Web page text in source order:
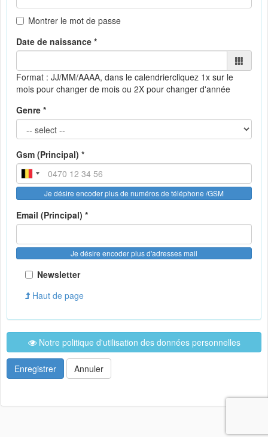
Montrer le mot de passe
Date de naissance *
Format : JJ/MM/AAAA, dans le calendriercliquez 1x sur le
mois pour changer de mois ou 2X pour changer d'année
Genre *
Gsm (Principal) *
Je désire encoder plus de numéros de téléphone /GSM
Email (Principal) *
Je désire encoder plus d'adresses mail
Newsletter
Haut de page
Notre politique d'utilisation des données personnelles
Enregistrer Annuler